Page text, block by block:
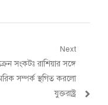
Next
সংকটঃ রাশিয়ার সঙ্গে
সম্পর্ক স্থগিত করলো
যুক্তরাষ্ট্র